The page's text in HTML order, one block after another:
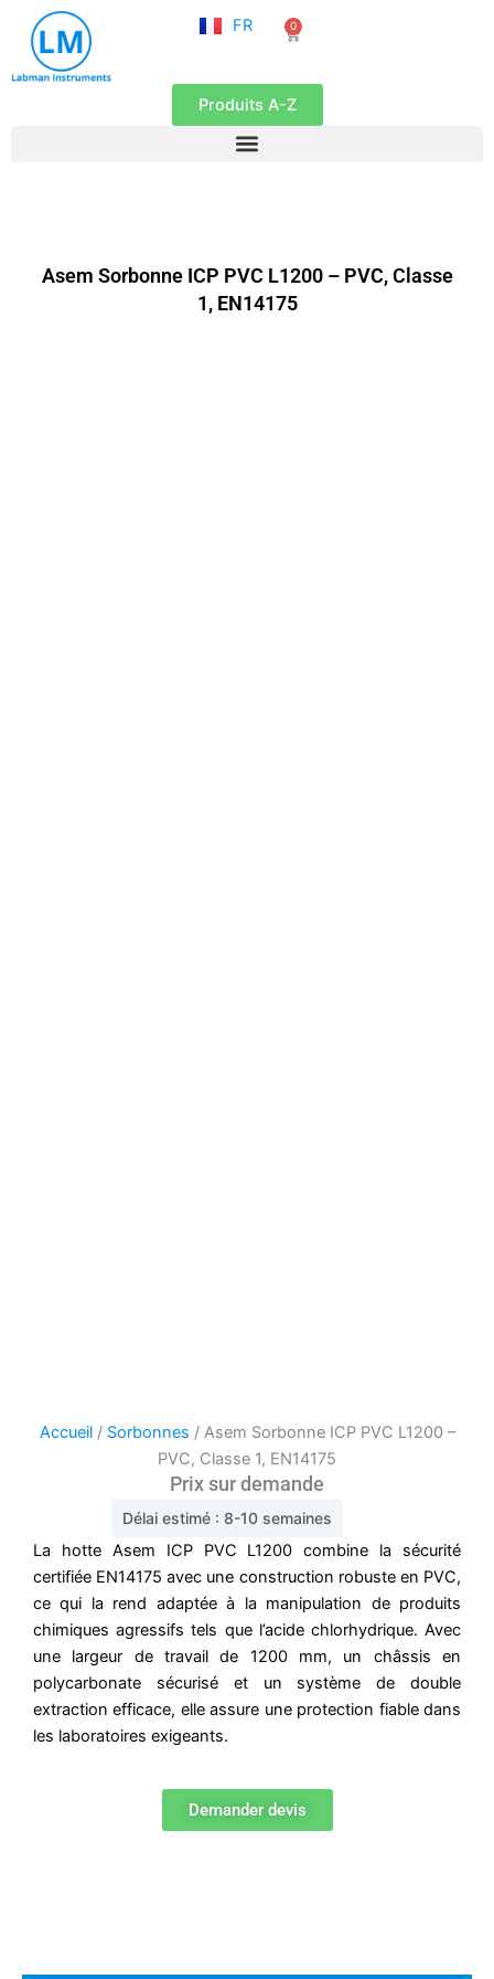
contenu
FR
EN
0
Panier
Produits A-Z
Asem Sorbonne ICP PVC L1200 – PVC, Classe
1, EN14175
Accueil/ Sorbonnes / Asem Sorbonne ICP PVC L1200 –
PVC, Classe 1, EN14175
Prix sur demande
Délai estimé : 8-10 semaines
La hotte Asem ICP PVC L1200 combine la sécurité
certifiée EN14175 avec une construction robuste en PVC,
ce qui la rend adaptée à la manipulation de produits
chimiques agressifs tels que l’acide chlorhydrique. Avec
une largeur de travail de 1200 mm, un châssis en
polycarbonate sécurisé et un système de double
extraction efficace, elle assure une protection fiable dans
les laboratoires exigeants.
Demander devis